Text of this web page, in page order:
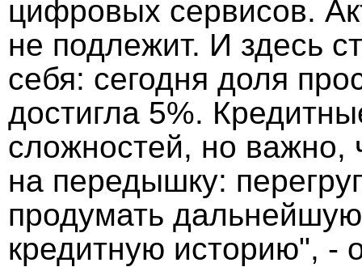
цифровых сервисов.
не подлежит. И здесь
себя: сегодня доля
достигла 5%.
сложностей, но важно,
на передышку:
продумать
кредитную историю", -